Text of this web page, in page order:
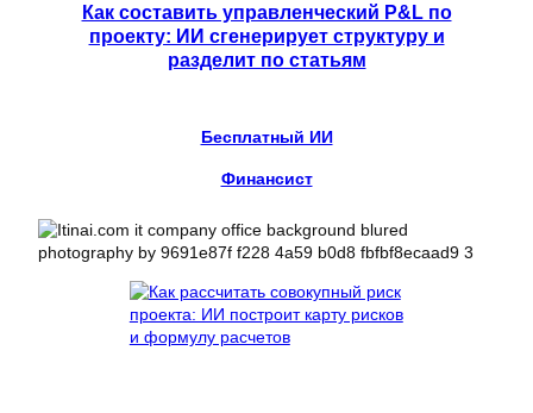
Как составить управленческий P&L по
проекту: ИИ сгенерирует структуру и
разделит по статьям
Бесплатный ИИ
Финансист